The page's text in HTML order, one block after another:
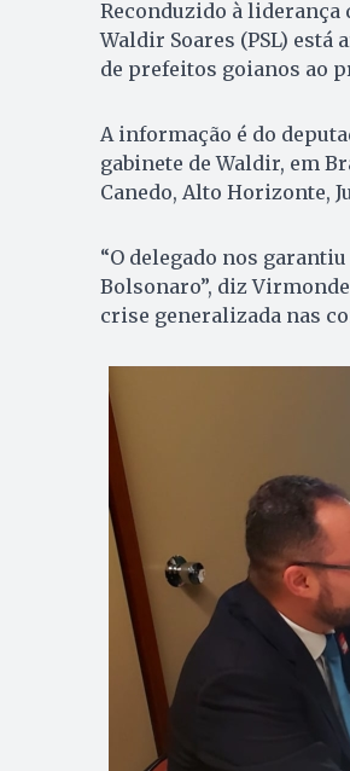
Reconduzido à liderança
Waldir Soares (PSL)
de prefeitos goianos ao
A informação é do
gabinete de Waldir, em
Canedo, Alto Horizonte,
“O delegado nos
Bolsonaro”, diz
crise generalizada nas